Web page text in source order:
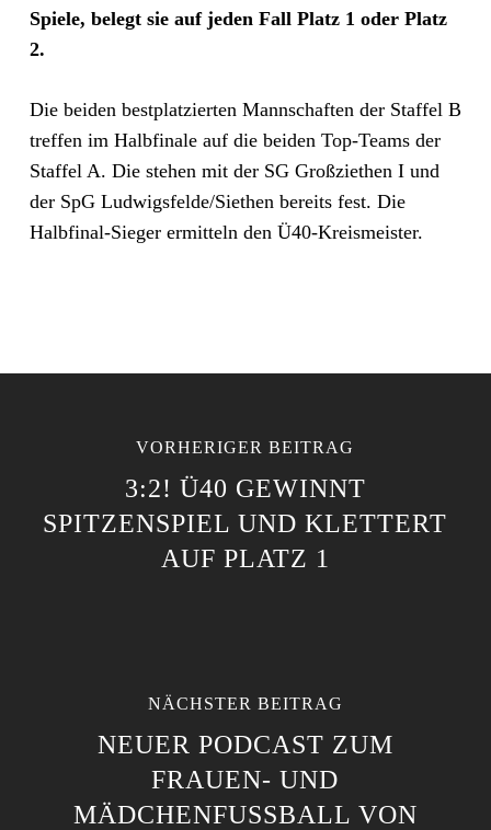
Spiele, belegt sie auf jeden Fall Platz 1 oder Platz
2.
Die beiden bestplatzierten Mannschaften der Staffel B
treffen im Halbfinale auf die beiden Top-Teams der
Staffel A. Die stehen mit der SG Großziethen I und
der SpG Ludwigsfelde/Siethen bereits fest. Die
Halbfinal-Sieger ermitteln den Ü40-Kreismeister.
VORHERIGER BEITRAG
3:2! Ü40 GEWINNT
SPITZENSPIEL UND KLETTERT
AUF PLATZ 1
NÄCHSTER BEITRAG
NEUER PODCAST ZUM
FRAUEN- UND
MÄDCHENFUSSBALL VON T